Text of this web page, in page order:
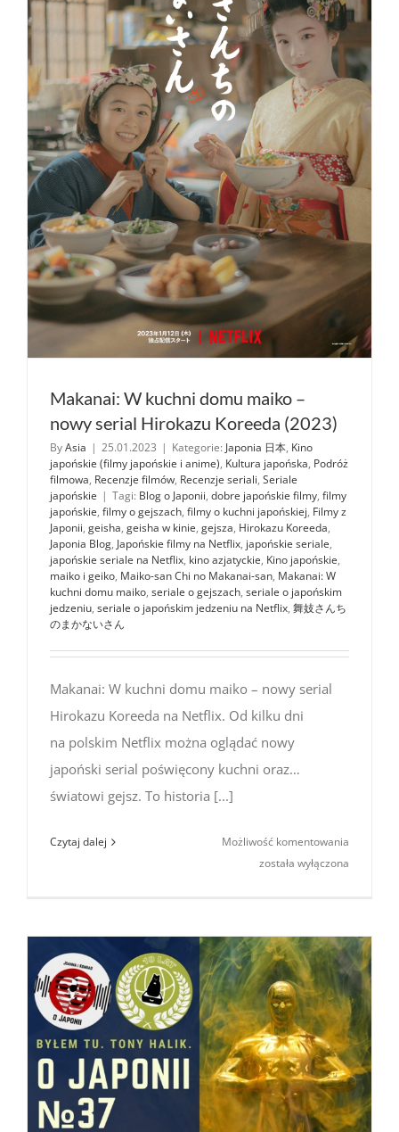
Makanai: W kuchni domu maiko –
nowy serial Hirokazu Koreeda (2023)
ByAsia | 25.01.2023 | Kategorie: Japonia 日本, Kino
japońskie (filmy japońskie i anime), Kultura japońska, Podróż
filmowa, Recenzje filmów, Recenzje seriali, Seriale
japońskie | Tagi: Blog o Japonii, dobre japońskie filmy, filmy
japońskie, filmy o gejszach, filmy o kuchni japońskiej, Filmy z
Japonii, geisha, geisha w kinie, gejsza, Hirokazu Koreeda,
Japonia Blog, Japońskie filmy na Netflix, japońskie seriale,
japońskie seriale na Netflix, kino azjatyckie, Kino japońskie,
maiko i geiko, Maiko-san Chi no Makanai-san, Makanai: W
kuchni domu maiko, seriale o gejszach, seriale o japońskim
jedzeniu, seriale o japońskim jedzeniu na Netflix, 舞妓さんち
のまかないさん
Makanai: W kuchni domu maiko – nowy serial
Hirokazu Koreeda na Netflix. Od kilku dni
na polskim Netflix można oglądać nowy
japoński serial poświęcony kuchni oraz…
światowi gejsz. To historia [...]
Czytaj dalej Możliwość komentowania
nowy
serial
Hirokazu
Koreeda
(2023)
została wyłączona